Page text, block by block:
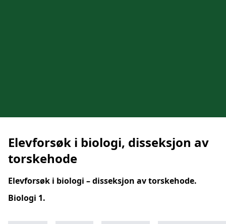
Elevforsøk i biologi, disseksjon av
torskehode
Elevforsøk i biologi – disseksjon av torskehode.
Biologi 1.